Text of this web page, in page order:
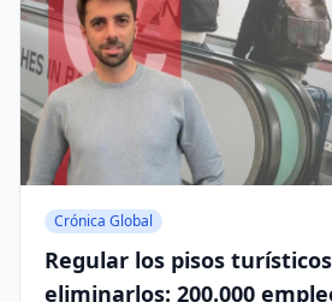
Crónica Global
Regular los pisos
eliminarlos: 200.000